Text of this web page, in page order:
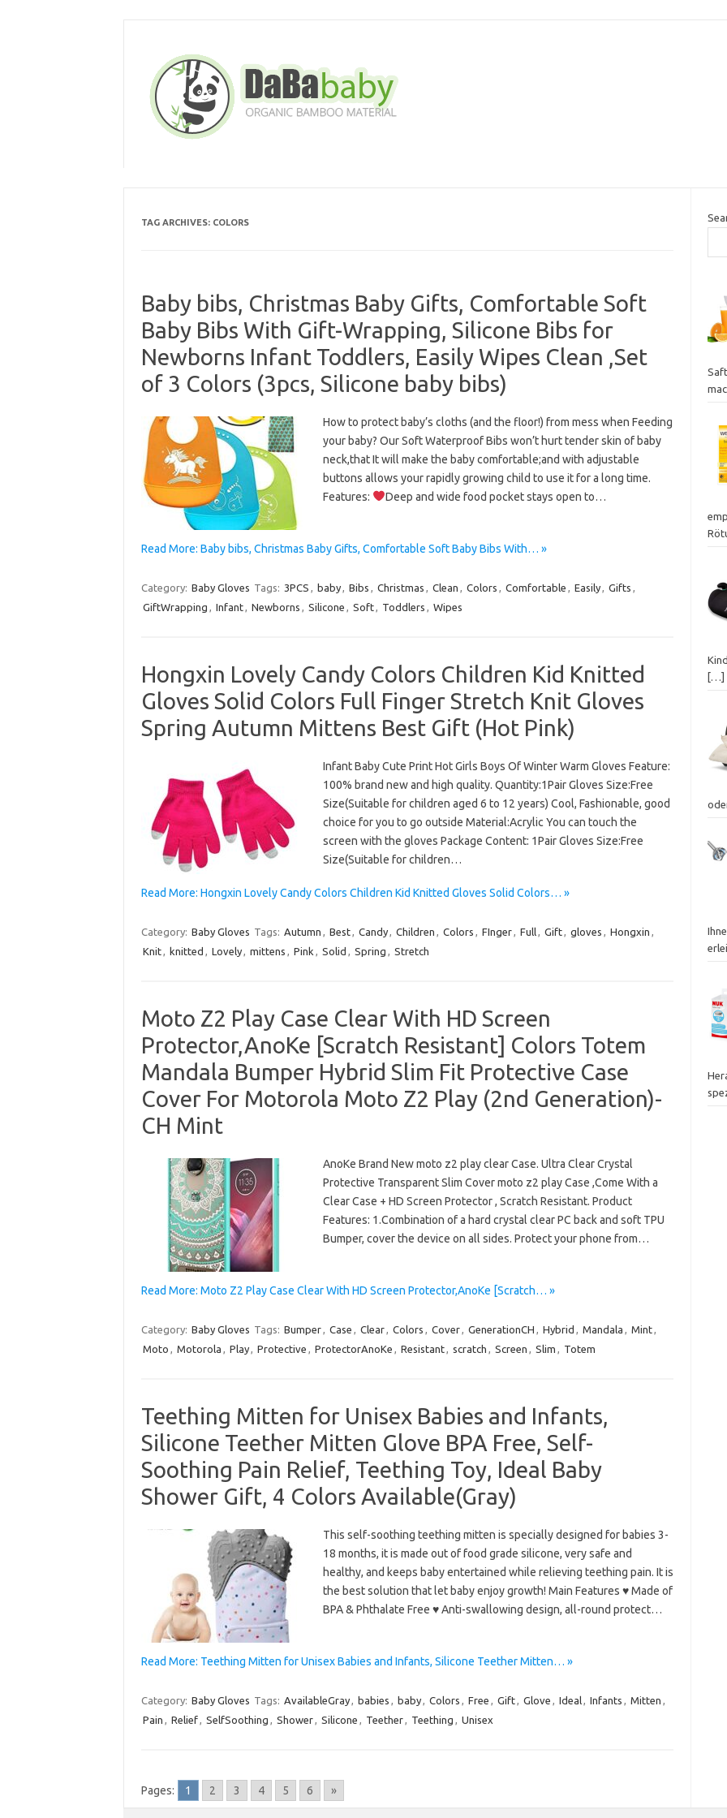
TAG ARCHIVES: COLORS
Baby bibs, Christmas Baby Gifts, Comfortable Soft
Baby Bibs With Gift-Wrapping, Silicone Bibs for
Newborns Infant Toddlers, Easily Wipes Clean ,Set
of 3 Colors (3pcs, Silicone baby bibs)
How to protect baby’s cloths (and the floor!) from mess when Feeding
your baby? Our Soft Waterproof Bibs won’t hurt tender skin of baby
neck,that It will make the baby comfortable;and with adjustable
buttons allows your rapidly growing child to use it for a long time.
Features:
Deep and wide food pocket stays open to…
Read More: Baby bibs, Christmas Baby Gifts, Comfortable Soft Baby Bibs With… »
Category: Baby Gloves Tags: 3PCS , baby, Bibs , Christmas , Clean , Colors , Comfortable , Easily, Gifts ,
GiftWrapping , Infant, Newborns , Silicone , Soft, Toddlers , Wipes
Hongxin Lovely Candy Colors Children Kid Knitted
Gloves Solid Colors Full Finger Stretch Knit Gloves
Spring Autumn Mittens Best Gift (Hot Pink)
Infant Baby Cute Print Hot Girls Boys Of Winter Warm Gloves Feature:
100% brand new and high quality. Quantity:1Pair Gloves Size:Free
Size(Suitable for children aged 6 to 12 years) Cool, Fashionable, good
choice for you to go outside Material:Acrylic You can touch the
screen with the gloves Package Content: 1Pair Gloves Size:Free
Size(Suitable for children…
Read More: Hongxin Lovely Candy Colors Children Kid Knitted Gloves Solid Colors… »
Category: Baby Gloves Tags: Autumn , Best, Candy, Children , Colors , FInger, Full, Gift, gloves , Hongxin ,
Knit, knitted , Lovely, mittens , Pink , Solid , Spring , Stretch
Moto Z2 Play Case Clear With HD Screen
Protector,AnoKe [Scratch Resistant] Colors Totem
Mandala Bumper Hybrid Slim Fit Protective Case
Cover For Motorola Moto Z2 Play (2nd Generation)-
CH Mint
AnoKe Brand New moto z2 play clear Case. Ultra Clear Crystal
Protective Transparent Slim Cover moto z2 play Case ,Come With a
Clear Case + HD Screen Protector , Scratch Resistant. Product
Features: 1.Combination of a hard crystal clear PC back and soft TPU
Bumper, cover the device on all sides. Protect your phone from…
Read More: Moto Z2 Play Case Clear With HD Screen Protector,AnoKe [Scratch… »
Category: Baby Gloves Tags: Bumper, Case , Clear, Colors , Cover, GenerationCH , Hybrid , Mandala , Mint,
Moto , Motorola , Play, Protective , ProtectorAnoKe , Resistant, scratch , Screen , Slim , Totem
Teething Mitten for Unisex Babies and Infants,
Silicone Teether Mitten Glove BPA Free, Self-
Soothing Pain Relief, Teething Toy, Ideal Baby
Shower Gift, 4 Colors Available(Gray)
This self-soothing teething mitten is specially designed for babies 3-
18 months, it is made out of food grade silicone, very safe and
healthy, and keeps baby entertained while relieving teething pain. It is
the best solution that let baby enjoy growth! Main Features ♥ Made of
BPA & Phthalate Free ♥ Anti-swallowing design, all-round protect…
Read More: Teething Mitten for Unisex Babies and Infants, Silicone Teether Mitten… »
Category: Baby Gloves Tags: AvailableGray, babies , baby, Colors , Free , Gift, Glove , Ideal, Infants , Mitten ,
Pain , Relief, SelfSoothing , Shower, Silicone , Teether, Teething , Unisex
Pages: 1 2 3 4 5 6 »
[…]